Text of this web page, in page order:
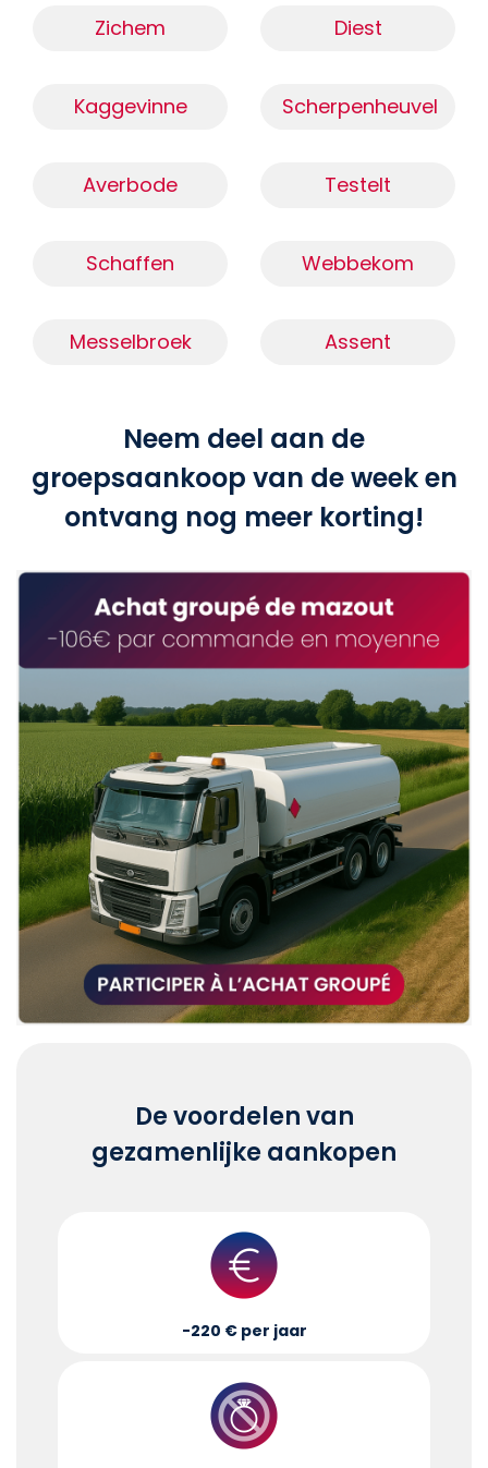
Zichem Diest
Kaggevinne Scherpenheuvel
Averbode Testelt
Schaffen Webbekom
Messelbroek Assent
Neem deel aan de
groepsaankoop van de week en
ontvang nog meer korting!
De voordelen van
gezamenlijke aankopen
-220 € per jaar